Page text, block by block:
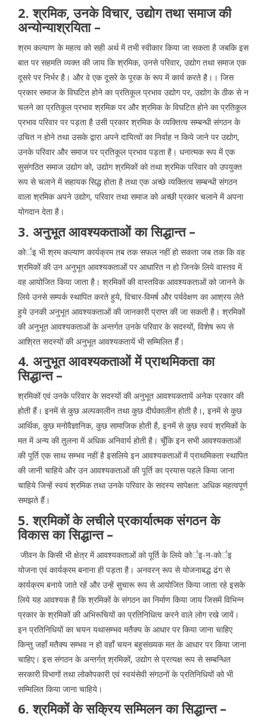
2. श्रमिक, उनके विचार, उद्योग तथा समाज की
अन्योन्याश्रयिता –
श्रम कल्याण के महत्व को सही अर्थ में तभी स्वीकार किया जा सकता है जबकि इस
बात पर सहमति व्यक्त की जाय कि श्रमिक, उनसे परिवार, उद्योग तथा समाज एक
दूसरे पर निर्भर है। और वे एक दूसरे के पूरक के रूप में कार्य करते है।। जिस
प्रकार समाज के विघटित होने का प्रतिकूल प्रभाव उद्योग पर, उद्योग के ठीक से न
चलने का प्रतिकूल प्रभाव श्रमिक पर और श्रमिक के विघटित होने का प्रतिकूल
प्रभाव परिवार पर पड़ता है उसी प्रकार श्रमिक के व्यक्तित्व सम्बन्धी संगठन के
उचित न होने तथा उसके द्वारा अपने दायित्वों का निर्वाह न किये जाने पर उद्योग,
उनके परिवार और समाज पर प्रतिकूल प्रभाव पड़ता है। धनात्मक रूप में एक
सुसंगठित समाज उद्योग को, उद्योग श्रमिकों को तथा श्रमिक परिवार को उपयुक्त
रूप से चलाने में सहायक सिद्ध होता है तथा एक अच्छे व्यक्तित्व सम्बन्धी संगठन
वाला श्रमिक अपने उद्योग, परिवार तथा समाज को अच्छी प्रकार चलाने में अपना
योगदान देता है।
3. अनुभूत आवश्यकताओं का सिद्धान्त –
कोर्इ भी श्रम कल्याण कार्यक्रम तब तक सफल नहीं हो सकता जब तक कि वह
श्रमिकों की उन अनुभूत आवश्यकताओं पर आधारित न हो जिनके लिये वास्तव में
वह आयोजित किया जाता है। श्रमिकों की वास्तविक आवश्यकताओं को जानने के
लिये उनसे सम्पर्क स्थापित करते हुये, विचार-विमर्ष और पर्यवेक्षण का आश्रय लेते
हुये उनकी अनुभूत आवश्यकताओं की जानकारी प्राप्त की जा सकती है। श्रमिकों
की अनुभूत आवश्यकताओं के अन्तर्गत उनके परिवार के सदस्यों, विशेष रूप से
आश्रित सदस्यों की अनुभूत आवश्यकतायें भी सम्मिलित हैं।
4. अनुभूत आवश्यकताओं में प्राथमिकता का
सिद्धान्त –
श्रमिकों एवं उनके परिवार के सदस्यों की अनुभूत आवश्यकतायें अनेक प्रकार की
होती हैं। इनमें से कुछ अल्पकालीन तथा कुछ दीर्घकालीन होती है।, इनमें से कुछ
आर्थिक, कुछ मनोवैज्ञानिक, कुछ सामाजिक होती है, इनमें से कुछ स्वयं श्रमिकों के
मत में अन्य की तुलना में अधिक अनिवार्य होती है। चूँकि इन सभी आवश्यकताओं
की पूर्ति एक साथ सम्भव नहीं है इसलिये इन आवश्यकताओं में प्राथमिकता स्थापित
की जानी चाहिये और उन आवश्यकताओं की पूर्ति का प्रयास पहले किया जाना
चाहिये जिन्हें स्वयं श्रमिक तथा उनके परिवार के सदस्य सापेक्षत: अधिक महत्वपूर्ण
समझते हैं।
5. श्रमिकों के लचीले प्रकार्यात्मक संगठन के
विकास का सिद्धान्त –
जीवन के किसी भी क्षेत्र में आवश्यकताओं को पूर्ति के लिये कोर्इ-न-कोर्इ
योजना एवं कार्यक्रम बनाना ही पड़ता है। अनवरन् रूप से योजनाबद्ध ढंग से
कार्यक्रम बनाये जाते रहें और उन्हें सुचारू रूप से आयोजित किया जाता रहे इसके
लिये यह आवश्यक है कि श्रमिकों के संगठन का निर्माण किया जाय जिसमें विभिन्न
प्रकार के श्रमिकों की अभिरूचियों का प्रतिनिधित्व करने वाले लोग रखे जायें।
इन प्रतिनिधियों का चयन यथासम्भव मतैक्य के आधार पर किया जाना चाहिए
किन्तु जहाँ मतैक्य सम्भव न हो वहाँ चयन बहुसंख्यक मत के आधार पर किया जाना
चाहिए। इस संगठन के अन्तर्गत् श्रमिकों, उद्योग से प्रत्यक्ष रूप से सम्बन्धित
सरकारी विभागों तथा लोकोपकारी एवं स्वयंसेवी संगठनों के प्रतिनिधियों को भी
सम्मिलित किया जाना चाहिये।
6. श्रमिकों के सक्रिय सम्मिलन का सिद्धान्त –